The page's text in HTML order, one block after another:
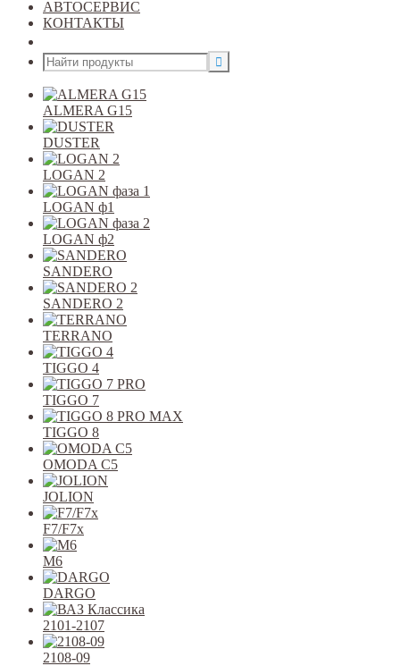
АВТОСЕРВИС
КОНТАКТЫ
ALMERA G15
DUSTER
LOGAN 2
LOGAN ф1
LOGAN ф2
SANDERO
SANDERO 2
TERRANO
TIGGO 4
TIGGO 7
TIGGO 8
OMODA C5
JOLION
F7/F7x
M6
DARGO
2101-2107
2108-09